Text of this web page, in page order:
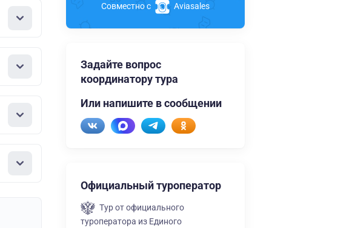
Совместно с Aviasales
Задайте вопрос
координатору тура
Или напишите в сообщении
Официальный туроператор
Тур от официального
туроператора из Единого